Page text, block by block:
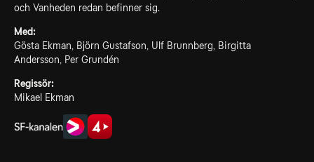
och Vanheden redan befinner sig.
Med:
Gösta Ekman, Björn Gustafson, Ulf Brunnberg, Birgitta
Andersson, Per Grundén
Regissör:
Mikael Ekman